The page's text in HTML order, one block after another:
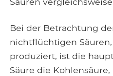
Bei der Betrachtung
nichtflüchtigen
produziert, ist die
Säure die